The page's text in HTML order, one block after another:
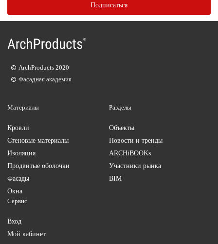
Материалы
Кровли
Стеновые материалы
Изоляция
Продвитые оболочки
Фасады
Окна
Разделы
Объекты
Новости и тренды
ARCHiBOOKs
Участники рынка
BIM
Сервис
Вход
Мой кабинет
ArchProducts 2020
Фасадная академия